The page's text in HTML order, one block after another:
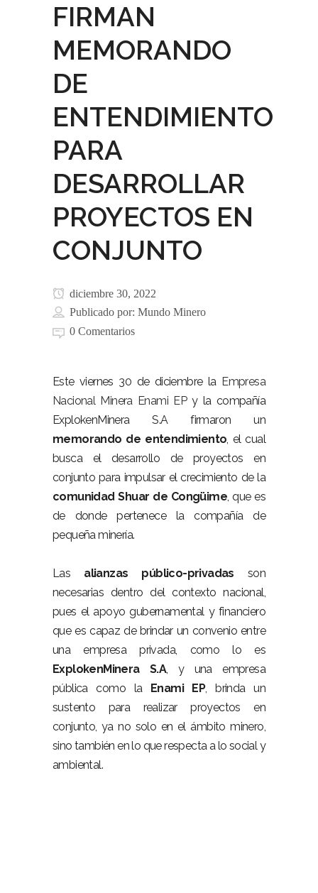
FIRMAN
MEMORANDO
DE
ENTENDIMIENTO
PARA
DESARROLLAR
PROYECTOS EN
CONJUNTO
diciembre 30, 2022
Publicado por: Mundo Minero
0 Comentarios
Este viernes 30 de diciembre la Empresa
Nacional Minera Enami EPy la compañía
ExplokenMinera S.A firmaron un
memorando de entendimiento, el cual
busca el desarrollo de proyectos en
conjunto para impulsar el crecimiento de la
comunidad Shuar de Congüime, que es
de donde pertenece la compañía de
pequeña minería.
Las alianzas público-privadas son
necesarias dentro del contexto nacional,
pues el apoyo gubernamental y financiero
que es capaz de brindar un convenio entre
una empresa privada, como lo es
ExplokenMinera S.A, y una empresa
pública como la Enami EP, brinda un
sustento para realizar proyectos en
conjunto, ya no solo en el ámbito minero,
sino también en lo que respecta a lo social y
ambiental.